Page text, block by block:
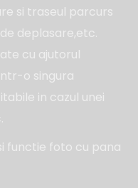
si traseul parcurs
deplasare,etc.
cu ajutorul
o singura
in cazul unei
functie foto cu pana